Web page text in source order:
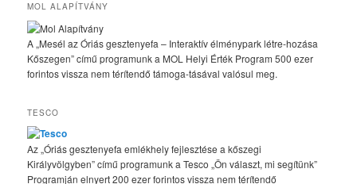
MOL ALAPÍTVÁNY
A „Mesél az Óriás gesztenyefa – Interaktív élménypark létre-hozása
Kőszegen” című programunk a MOL Helyi Érték Program 500 ezer
forintos vissza nem térítendő támoga-tásával valósul meg.
TESCO
Az „Óriás gesztenyefa emlékhely fejlesztése a kőszegi
Királyvölgyben” című programunk a Tesco „Ön választ, mi segítünk”
Programján elnyert 200 ezer forintos vissza nem térítendő